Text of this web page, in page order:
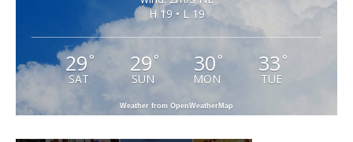
H 19 • L 19
29 °
SAT
29 °
SUN
30°
MON
33 °
TUE
Weather from OpenWeatherMap